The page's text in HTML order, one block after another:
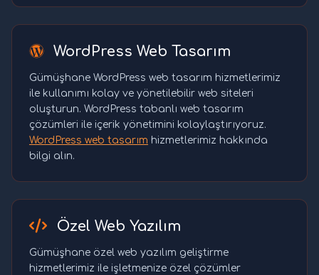
WordPress Web Tasarım
Gümüşhane WordPress web tasarım hizmetlerimiz
ile kullanımı kolay ve yönetilebilir web siteleri
oluşturun. WordPress tabanlı web tasarım
çözümleri ile içerik yönetimini kolaylaştırıyoruz.
WordPress web tasarım hizmetlerimiz hakkında
bilgi alın.
Özel Web Yazılım
Gümüşhane özel web yazılım geliştirme
hizmetlerimiz ile işletmenize özel çözümler